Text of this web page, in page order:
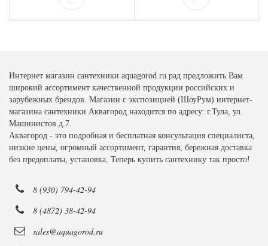
Интернет магазин сантехники aquagorod.ru рад предложить Вам
широкий ассортимент качественной продукции российских и
зарубежных брендов. Магазин с экспозицией (ШоуРум) интернет-
магазина сантехники Аквагород находится по адресу: г.Тула, ул.
Машинистов д.7.
Аквагород - это подробная и бесплатная консультация специалиста,
низкие цены, огромный ассортимент, гарантия, бережная доставка
без предоплаты, установка. Теперь купить сантехнику так просто!
8 (930) 794-42-94
8 (4872) 38-42-94
sales@aquagorod.ru